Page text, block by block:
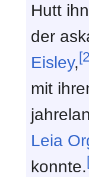
Hutt
der
Eisley,
mit
Leia
konnte.